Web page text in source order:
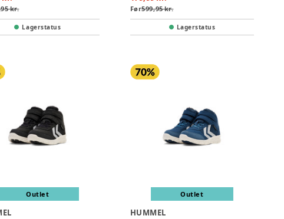
kr.
Lagerstatus
Før599,95 kr.
Lagerstatus
Outlet Outlet
HUMMEL